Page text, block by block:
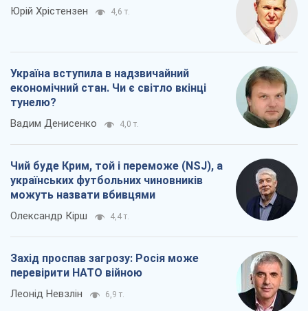
Юрій Хрістензен 4,6 т.
Україна вступила в надзвичайний
економічний стан. Чи є світло вкінці
тунелю?
Вадим Денисенко 4,0 т.
Чий буде Крим, той і переможе (NSJ), а
українських футбольних чиновників
можуть назвати вбивцями
Олександр Кірш 4,4 т.
Захід проспав загрозу: Росія може
перевірити НАТО війною
Леонід Невзлін 6,9 т.